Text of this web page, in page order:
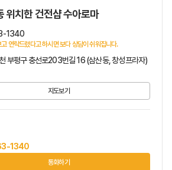
위치한 건전샵 수아로마
1340
연락드렸다고 하시면 보다 상담이 쉬워집니다.
부평구 충선로203번길 16 (삼산동, 창성프라자)
지도보기
1340
통화하기